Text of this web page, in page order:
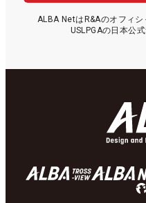
ALBA NetはR&Aのオフィ
USLPGAの日本公